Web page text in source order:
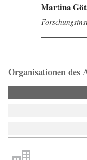
Martina
Organisationen des